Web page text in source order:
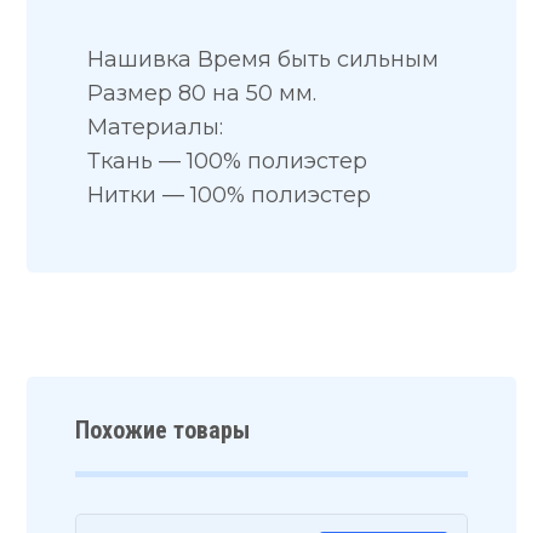
Нашивка Время быть сильным
Размер 80 на 50 мм.
Материалы:
Ткань — 100% полиэстер
Нитки — 100% полиэстер
Похожие товары